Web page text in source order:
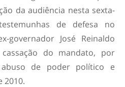
da audiência nesta sexta-
de defesa no
José Reinaldo
do mandato, por
de poder político e
2010.